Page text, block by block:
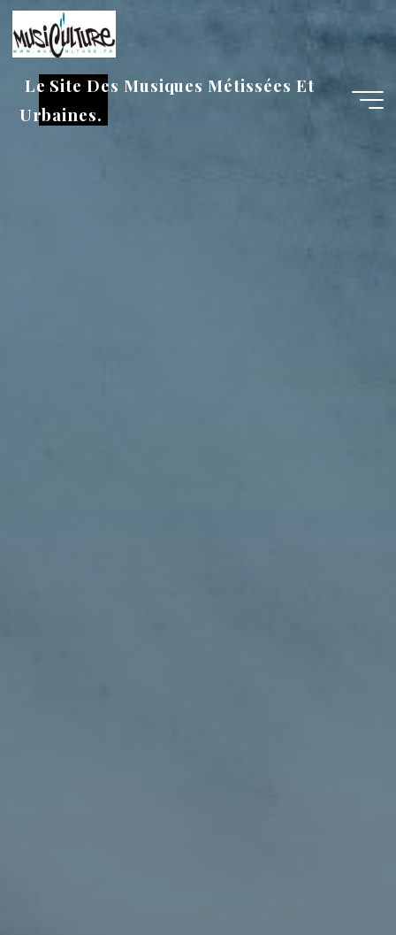
Aller
au
contenu
Le Site Des Musiques Métissées Et
Urbaines.